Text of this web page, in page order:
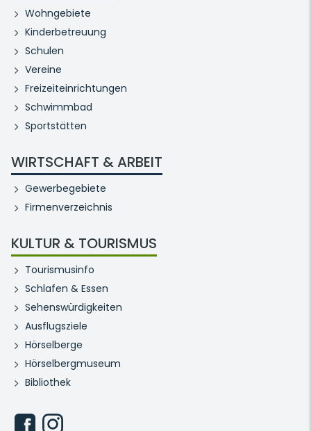
Wohngebiete
Kinderbetreuung
Schulen
Vereine
Freizeiteinrichtungen
Schwimmbad
Sportstätten
WIRTSCHAFT & ARBEIT
Gewerbegebiete
Firmenverzeichnis
KULTUR & TOURISMUS
Tourismusinfo
Schlafen & Essen
Sehenswürdigkeiten
Ausflugsziele
Hörselberge
Hörselbergmuseum
Bibliothek